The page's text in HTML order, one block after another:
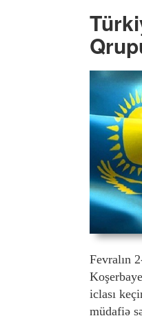
Fevralın
iclası
müdafiə